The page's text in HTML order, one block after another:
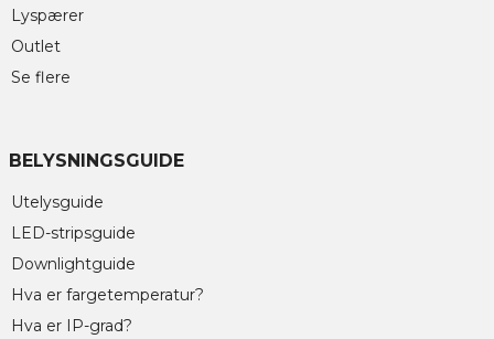
Lyspærer
Outlet
Se flere
BELYSNINGSGUIDE
Utelysguide
LED-stripsguide
Downlightguide
Hva er fargetemperatur?
Hva er IP-grad?